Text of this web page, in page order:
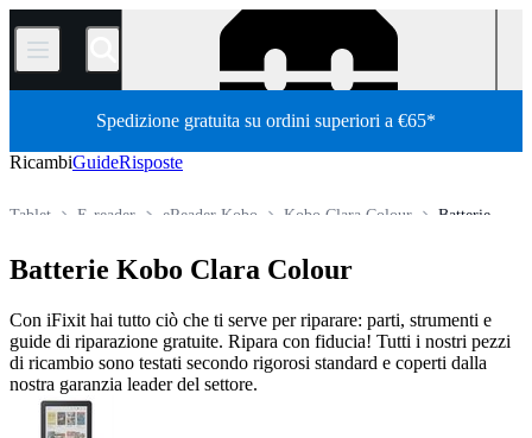
/
Spedizione gratuita su ordini superiori a €65*
RicambiGuideRisposte
Batterie
Kobo Clara Colour
eReader Kobo
E-reader
Tablet
Batterie Kobo Clara Colour
Con iFixit hai tutto ciò che ti serve per riparare: parti, strumenti e
guide di riparazione gratuite. Ripara con fiducia! Tutti i nostri pezzi
di ricambio sono testati secondo rigorosi standard e coperti dalla
nostra garanzia leader del settore.